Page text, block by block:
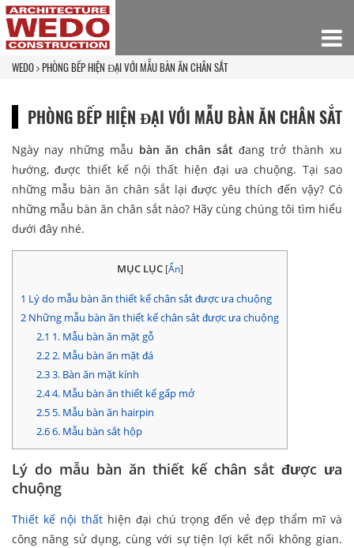
WEDO PHÒNG BẾP HIỆN ĐẠI VỚI MẪU BÀN ĂN CHÂN SẮT
PHÒNG BẾP HIỆN ĐẠI VỚI MẪU BÀN ĂN CHÂN SẮT
Ngày nay những mẫu bàn ăn chân sắt đang trở thành xu
hướng, được thiết kế nội thất hiện đại ưa chuộng. Tại sao
những mẫu bàn ăn chân sắt lại được yêu thích đến vậy? Có
những mẫu bàn ăn chân sắt nào? Hãy cùng chúng tôi tìm hiểu
dưới đây nhé.
MỤC LỤC [Ẩn]
1 Lý do mẫu bàn ăn thiết kế chân sắt được ưa chuộng
2 Những mẫu bàn ăn thiết kế chân sắt được ưa chuộng
2.1 1. Mẫu bàn ăn mặt gỗ
2.22. Mẫu bàn ăn mặt đá
2.33. Bàn ăn mặt kính
2.44. Mẫu bàn ăn thiết kế gấp mở
2.55. Mẫu bàn ăn hairpin
2.66. Mẫu bàn sắt hộp
Lý do mẫu bàn ăn thiết kế chân sắt được ưa
chuộng
Thiết kế nội thất hiện đại chú trọng đến vẻ đẹp thẩm mĩ và
công năng sử dụng, cùng với sự tiện lợi kết nối không gian.